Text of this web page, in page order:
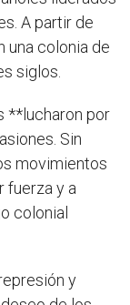
A partir de
una colonia de
siglos.
**lucharon por
Sin
movimientos
fuerza y ​​a
colonial
y